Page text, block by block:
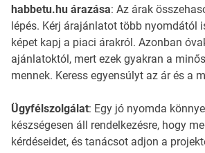
habbetu.hu árazása: Az árak
lépés. Kérj árajánlatot több nyomdától
képet kapj a piaci árakról. Azonban
ajánlatoktól, mert ezek gyakran a
mennek. Keress egyensúlyt az ár és a
Ügyfélszolgálat: Egy jó nyomda
készségesen áll rendelkezésre, hogy
kérdéseidet, és tanácsot adjon a